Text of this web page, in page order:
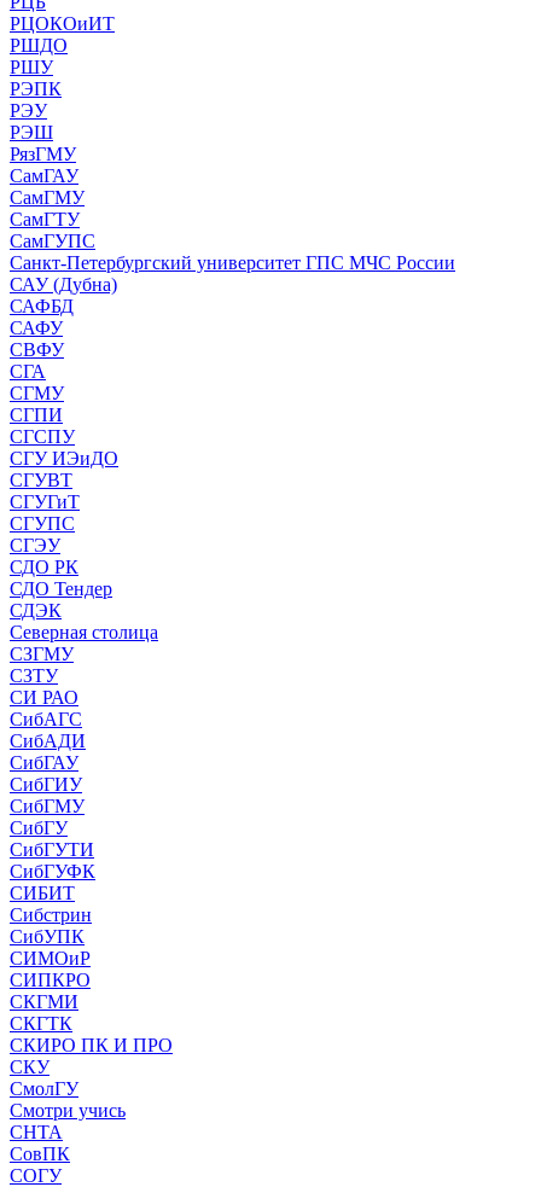
РЦОКОиИТ
РШДО
РШУ
РЭПК
РЭУ
РЭШ
РязГМУ
СамГАУ
СамГМУ
СамГТУ
СамГУПС
Санкт-Петербургский университет ГПС МЧС России
САУ (Дубна)
САФБД
САФУ
СВФУ
СГА
СГМУ
СГПИ
СГСПУ
СГУ ИЭиДО
СГУВТ
СГУГиТ
СГУПС
СГЭУ
СДО РК
СДО Тендер
СДЭК
Северная столица
СЗГМУ
СЗТУ
СИ РАО
СибАГС
СибАДИ
СибГАУ
СибГИУ
СибГМУ
СибГУ
СибГУТИ
СибГУФК
СИБИТ
Сибстрин
СибУПК
СИМОиР
СИПКРО
СКГМИ
СКГТК
СКИРО ПК И ПРО
СКУ
СмолГУ
Смотри учись
СНТА
СовПК
СОГУ